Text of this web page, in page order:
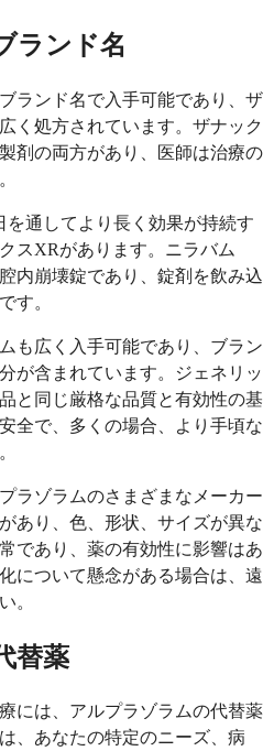
ランド名
ランド名で入手可能であり、ザ
く処方されています。ザナック
剤の両方があり、医師は治療の
通してより長く効果が持続す
スXRがあります。ニラバム
内崩壊錠であり、錠剤を飲み込
す。
も広く入手可能であり、ブラン
が含まれています。ジェネリッ
と同じ厳格な品質と有効性の基
全で、多くの場合、より手頃な
ラゾラムのさまざまなメーカー
あり、色、形状、サイズが異な
であり、薬の有効性に影響はあ
について懸念がある場合は、遠
。
替薬
には、アルプラゾラムの代替薬
、あなたの特定のニーズ、病